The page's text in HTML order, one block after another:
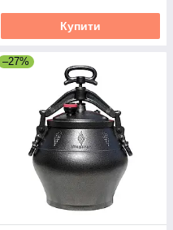
Купити
–27%